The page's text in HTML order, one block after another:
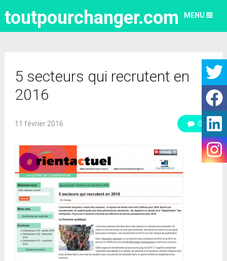
toutpourchanger.com MENU
5 secteurs qui recrutent en
2016
11 février 2016 0